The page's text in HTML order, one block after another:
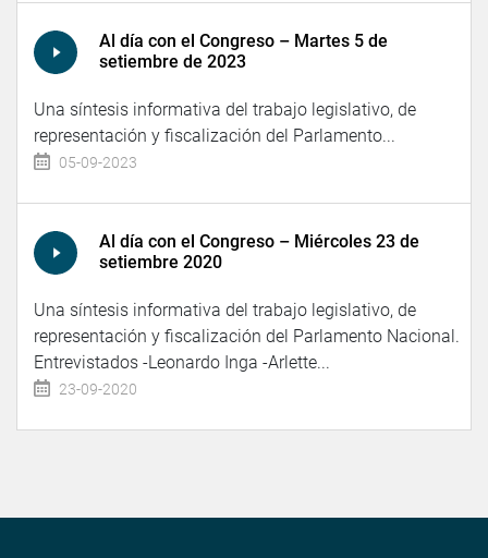
Al día con el Congreso – Martes 5 de
setiembre de 2023
Una síntesis informativa del trabajo legislativo, de
representación y fiscalización del Parlamento...
05-09-2023
Al día con el Congreso – Miércoles 23 de
setiembre 2020
Una síntesis informativa del trabajo legislativo, de
representación y fiscalización del Parlamento Nacional.
Entrevistados -Leonardo Inga -Arlette...
23-09-2020